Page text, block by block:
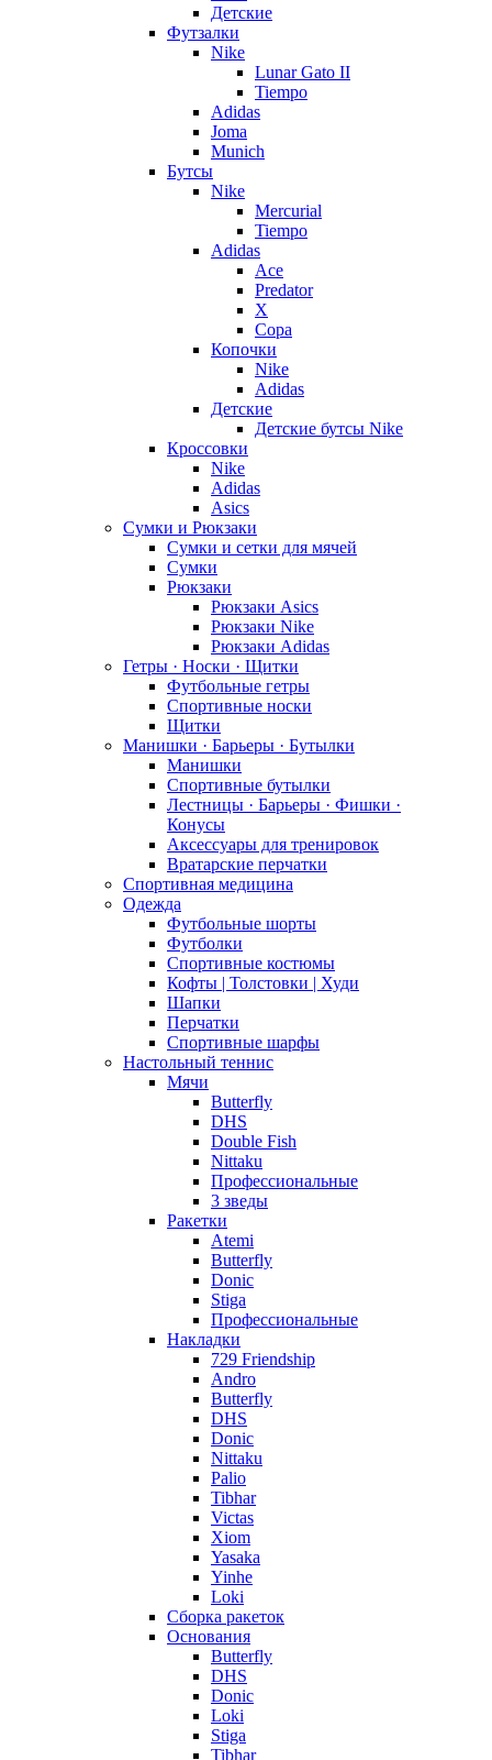
Детские
Футзалки
Nike
Lunar Gato II
Tiempo
Adidas
Joma
Munich
Бутсы
Nike
Mercurial
Tiempo
Adidas
Ace
Predator
X
Copa
Копочки
Nike
Adidas
Детские
Детские бутсы Nike
Кроссовки
Nike
Adidas
Asics
Сумки и Рюкзаки
Сумки и сетки для мячей
Сумки
Рюкзаки
Рюкзаки Asics
Рюкзаки Nike
Рюкзаки Adidas
Гетры · Носки · Щитки
Футбольные гетры
Спортивные носки
Щитки
Манишки · Барьеры · Бутылки
Манишки
Спортивные бутылки
Лестницы · Барьеры · Фишки ·
Конусы
Аксессуары для тренировок
Вратарские перчатки
Спортивная медицина
Одежда
Футбольные шорты
Футболки
Спортивные костюмы
Кофты | Толстовки | Худи
Шапки
Перчатки
Спортивные шарфы
Настольный теннис
Мячи
Butterfly
DHS
Double Fish
Nittaku
Профессиональные
3 зведы
Ракетки
Atemi
Butterfly
Donic
Stiga
Профессиональные
Накладки
729 Friendship
Andro
Butterfly
DHS
Donic
Nittaku
Palio
Tibhar
Victas
Xiom
Yasaka
Yinhe
Loki
Сборка ракеток
Основания
Butterfly
DHS
Donic
Loki
Stiga
Tibhar